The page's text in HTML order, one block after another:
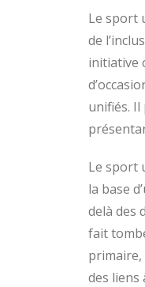
Le sport
de
initiative
unifiés.
Le sport
la base
delà des
fait
des liens